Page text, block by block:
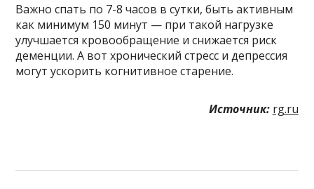
Важно спать по 7-8 часов в сутки, быть активным
как минимум 150 минут — при такой нагрузке
улучшается кровообращение и снижается риск
деменции. А вот хронический стресс и депрессия
могут ускорить когнитивное старение.
Источник: rg.ru